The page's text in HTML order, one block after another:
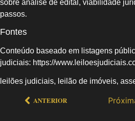
sobre análise de edital, viabilidade
passos.
Fontes
Conteúdo baseado em listagens
judiciais: https://
leilões judiciais, leilão de imóveis,
ANTERIOR